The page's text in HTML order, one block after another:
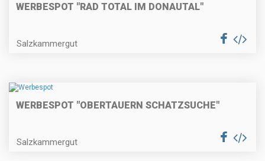
WERBESPOT "RAD TOTAL IM DONAUTAL"
Salzkammergut
WERBESPOT "OBERTAUERN SCHATZSUCHE"
Salzkammergut